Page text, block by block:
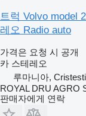
트럭 Volvo model
레오 Radio auto
가격은 요청 시 공개
카 스테레오
루마니아, Cristesti
ROYAL DRU AGRO
판매자에게 연락